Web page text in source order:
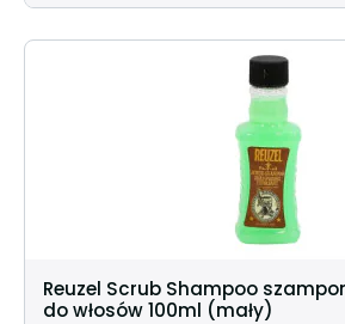
Reuzel Scrub Shampoo
do włosów 100ml (mały)